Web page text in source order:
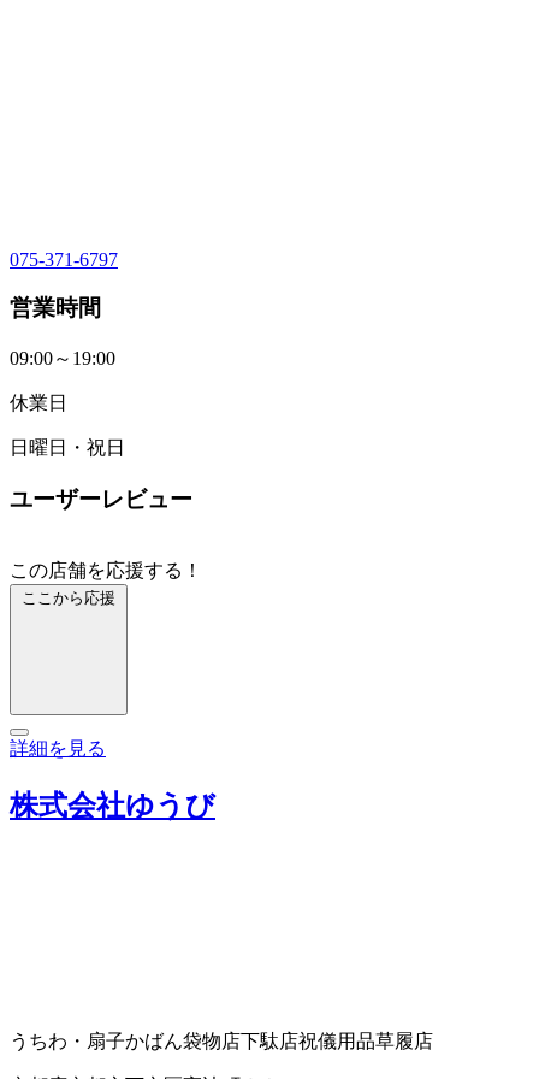
075-371-6797
営業時間
09:00～19:00
休業日
日曜日・祝日
ユーザーレビュー
この店舗を応援する！
ここから応援
詳細を見る
株式会社ゆうび
うちわ・扇子かばん袋物店下駄店祝儀用品草履店